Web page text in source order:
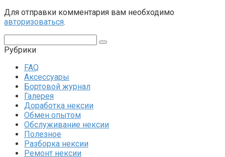
Для отправки комментария вам необходимо
авторизоваться.
Рубрики
FAQ
Аксессуары
Бортовой журнал
Галерея
Доработка нексии
Обмен опытом
Обслуживание нексии
Полезное
Разборка нексии
Ремонт нексии